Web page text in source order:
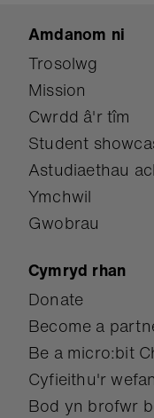
Amdanom ni
Trosolwg
Mission
Cwrdd â'r tîm
Student
Astudiaethau
Ymchwil
Gwobrau
Cymryd rhan
Donate
Become a
Be a micro:bit
Cyfieithu'r wefan
Bod yn brofwr